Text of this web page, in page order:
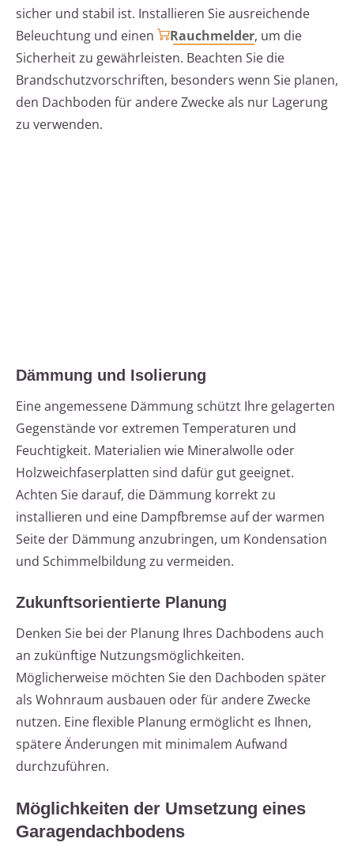
sicher und stabil ist. Installieren Sie ausreichende
Beleuchtung und einen
Rauchmelder, um die
Sicherheit zu gewährleisten. Beachten Sie die
Brandschutzvorschriften, besonders wenn Sie planen,
den Dachboden für andere Zwecke als nur Lagerung
zu verwenden.
Dämmung und Isolierung
Eine angemessene Dämmung schützt Ihre gelagerten
Gegenstände vor extremen Temperaturen und
Feuchtigkeit. Materialien wie Mineralwolle oder
Holzweichfaserplatten sind dafür gut geeignet.
Achten Sie darauf, die Dämmung korrekt zu
installieren und eine Dampfbremse auf der warmen
Seite der Dämmung anzubringen, um Kondensation
und Schimmelbildung zu vermeiden.
Zukunftsorientierte Planung
Denken Sie bei der Planung Ihres Dachbodens auch
an zukünftige Nutzungsmöglichkeiten.
Möglicherweise möchten Sie den Dachboden später
als Wohnraum ausbauen oder für andere Zwecke
nutzen. Eine flexible Planung ermöglicht es Ihnen,
spätere Änderungen mit minimalem Aufwand
durchzuführen.
Möglichkeiten der Umsetzung eines
Garagendachbodens